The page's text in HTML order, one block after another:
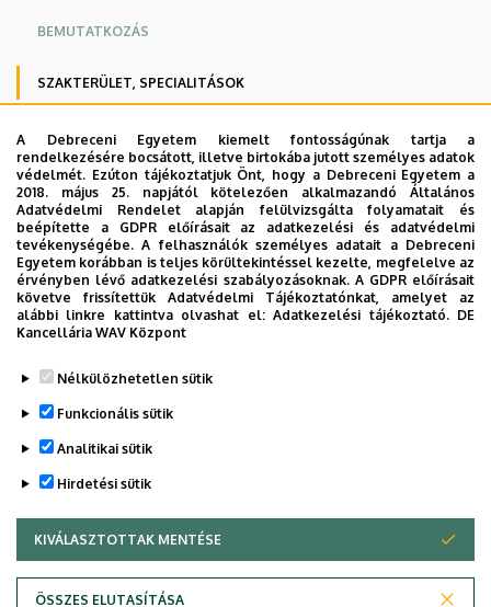
A Debreceni Egyetem kiemelt fontosságúnak tartja a
rendelkezésére bocsátott, illetve birtokába jutott személyes adatok
védelmét. Ezúton tájékoztatjuk Önt, hogy a Debreceni Egyetem a
2018. május 25. napjától kötelezően alkalmazandó Általános
Adatvédelmi Rendelet alapján felülvizsgálta folyamatait és
beépítette a GDPR előírásait az adatkezelési és adatvédelmi
tevékenységébe. A felhasználók személyes adatait a Debreceni
Egyetem korábban is teljes körültekintéssel kezelte, megfelelve az
érvényben lévő adatkezelési szabályozásoknak. A GDPR előírásait
követve frissítettük Adatvédelmi Tájékoztatónkat, amelyet az
alábbi linkre kattintva olvashat el:Adatkezelési tájékoztató. DE
Kancellária WAV Központ
Nélkülözhetetlen sütik
Funkcionális sütik
Analitikai sütik
Hirdetési sütik
KIVÁLASZTOTTAK MENTÉSE
ÖSSZES ELUTASÍTÁSA
WITHDRAW CONSENT
Oldalmenü
KEK
BEMUTATKOZÁS
SZAKTERÜLET, SPECIALITÁSOK
HÁZIREND
OKTATÁSI TEVÉKENYSÉGEK
ELÉRHETŐSÉG
Oldalmenu
KEK
Palliatív tüneti terápia
Legutóbb frissítve: 2021. 09. 29. 11:14
Adatvédelem